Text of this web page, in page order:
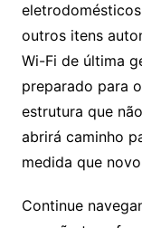
outros itens
Wi-Fi de última
preparado para
estrutura que
abrirá caminho
medida que
Continue